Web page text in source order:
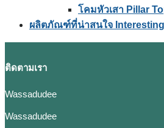
โคมหัวเสา Pillar
ผลิตภัณฑ์ที่น่าสนใจ
ติดตามเรา
Wassadudee
Wassadudee